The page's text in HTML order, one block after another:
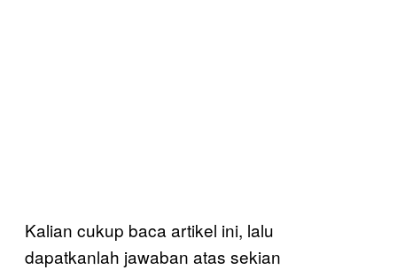
Kalian cukup baca artikel ini, lalu
dapatkanlah jawaban atas sekian